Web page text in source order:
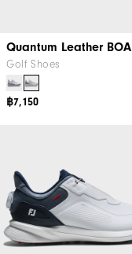
Quantum Leather BOA
Golf Shoes
฿7,150